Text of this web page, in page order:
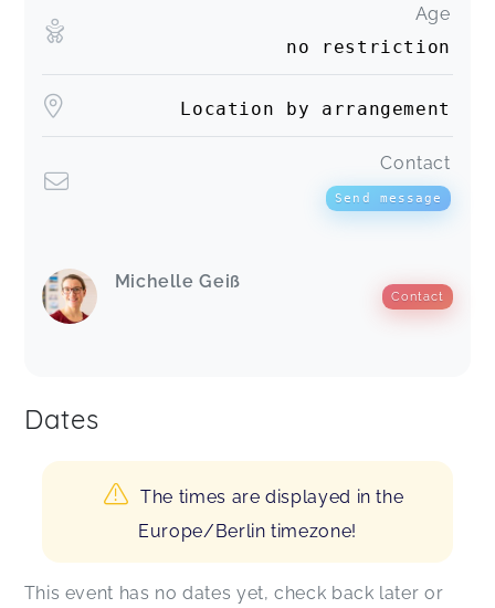
Age
no restriction
Location by arrangement
Contact
Send message
Michelle Geiß
Contact
Dates
The times are displayed in the
Europe/Berlin timezone!
This event has no dates yet, check back later or